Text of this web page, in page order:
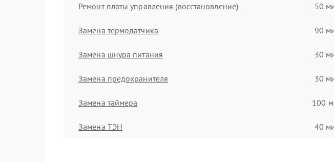
Ремонт платы управления (восстановление) 50
Замена термодатчика 90
Замена шнура питания 30
Замена предохранителя 30
Замена таймера 100
Замена ТЭН 40